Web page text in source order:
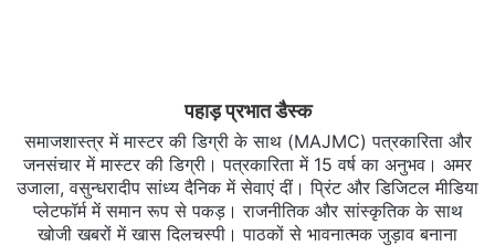
पहाड़ प्रभात डैस्क
समाजशास्त्र में मास्टर की डिग्री के साथ (MAJMC) पत्रकारिता और
जनसंचार में मास्टर की डिग्री। पत्रकारिता में 15 वर्ष का अनुभव। अमर
उजाला, वसुन्धरादीप सांध्य दैनिक में सेवाएं दीं। प्रिंट और डिजिटल मीडिया
प्लेटफॉर्म में समान रूप से पकड़। राजनीतिक और सांस्कृतिक के साथ
खोजी खबरों में खास दिलचस्‍पी। पाठकों से भावनात्मक जुड़ाव बनाना